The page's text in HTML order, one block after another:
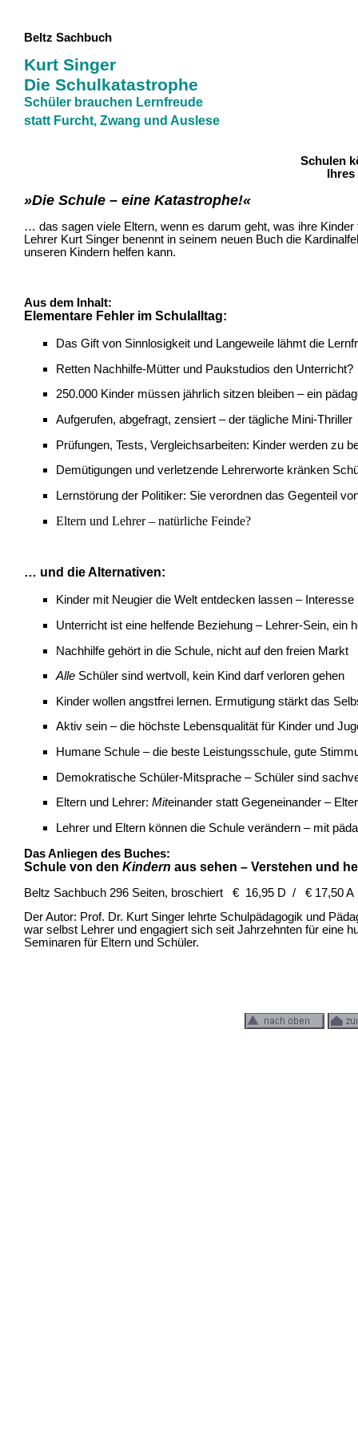
Beltz Sachbuch
Kurt Singer
Die Schulkatastrophe
Schüler brauchen Lernfreude
statt Furcht, Zwang und Auslese
Schulen
»Die Schule – eine Katastrophe!«
… das sagen viele Eltern, wenn es darum geht, was ihre
Lehrer Kurt Singer benennt in seinem neuen Buch die
unseren Kindern helfen kann.
Aus dem Inhalt:
Elementare Fehler im Schulalltag:
Das Gift von Sinnlosigkeit und Langeweile lähmt die
Retten Nachhilfe-Mütter und Paukstudios den Unterricht?
250.000 Kinder müssen jährlich sitzen bleiben – ein
Aufgerufen, abgefragt, zensiert – der tägliche Mini-Thriller
Prüfungen, Tests, Vergleichsarbeiten: Kinder werden zu
Demütigungen und verletzende Lehrerworte kränken
Lernstörung der Politiker: Sie verordnen das Gegenteil
Eltern und Lehrer – natürliche Feinde?
… und die Alternativen:
Kinder mit Neugier die Welt entdecken lassen – Interesse
Unterricht ist eine helfende Beziehung – Lehrer-Sein, ein
Nachhilfe gehört in die Schule, nicht auf den freien Markt
Alle Schüler sind wertvoll, kein Kind darf verloren gehen
Kinder wollen angstfrei lernen. Ermutigung stärkt das
Aktiv sein – die höchste Lebensqualität für Kinder und
Humane Schule – die beste Leistungsschule, gute
Demokratische Schüler-Mitsprache – Schüler sind
Eltern und Lehrer: Miteinander statt Gegeneinander –
Lehrer und Eltern können die Schule verändern – mit
Das Anliegen des Buches:
Schule von den Kindern aus sehen – Verstehen und
Beltz Sachbuch 296 Seiten, broschiert € 16,95 D / € 17,50
Der Autor: Prof. Dr. Kurt Singer lehrte Schulpädagogik und
war selbst Lehrer und engagiert sich seit Jahrzehnten für eine
Seminaren für Eltern und Schüler.